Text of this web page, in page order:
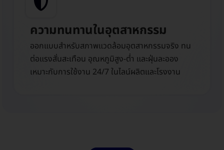
ความทนทานในอุตสาหกรรม
ออกแบบสำหรับสภาพแวดล้อมอุตสาหกรรมจริง ทน
ต่อแรงสั่นสะเทือน อุณหภูมิสูง-ต่ำ และฝุ่นละออง
เหมาะกับการใช้งาน 24/7 ในไลน์ผลิตและโรงงาน